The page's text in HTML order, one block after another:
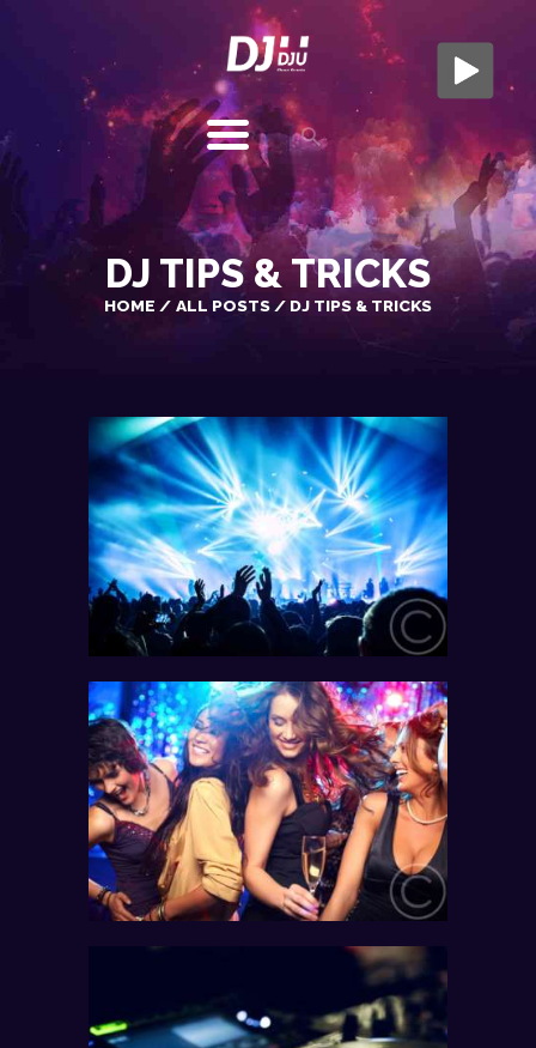
DJ TIPS & TRICKS
HOME ALL POSTS DJ TIPS & TRICKS
DJ DJU - DJ À GRASSE
A L'ÉCOUTE POUR VOUS AMBIANCER
DJU
MUSIC
EVENTS
MARIAGES
ENTREPRISE
TARIFS
AVIS
CONTACT
MENTIONS LÉGALES